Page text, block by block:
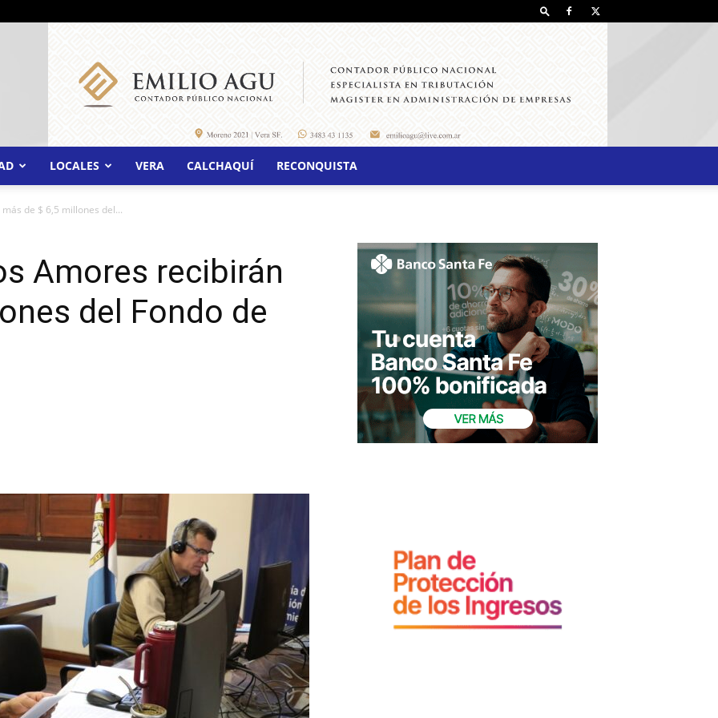
LOCALES VERA CALCHAQUÍ RECONQUISTA
de $ 6,5 millones del...
Amores recibirán
del Fondo de